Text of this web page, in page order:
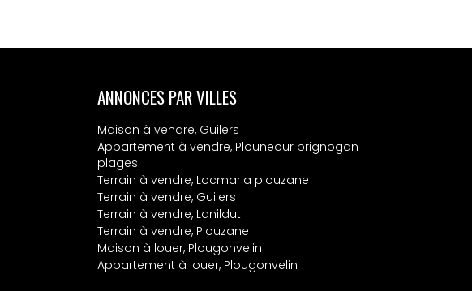
ANNONCES PAR VILLES
Maison à vendre, Guilers
Appartement à vendre, Plouneour brignogan
plages
Terrain à vendre, Locmaria plouzane
Terrain à vendre, Guilers
Terrain à vendre, Lanildut
Terrain à vendre, Plouzane
Maison à louer, Plougonvelin
Appartement à louer, Plougonvelin